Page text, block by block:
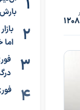
اما